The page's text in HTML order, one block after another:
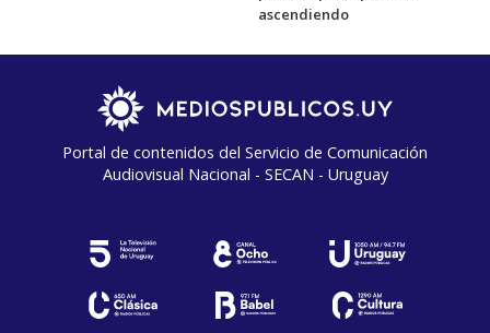
ascendiendo
Portal de contenidos del Servicio de Comunicación
Audiovisual Nacional - SECAN - Uruguay